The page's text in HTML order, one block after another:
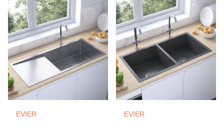
EVIER EVIER